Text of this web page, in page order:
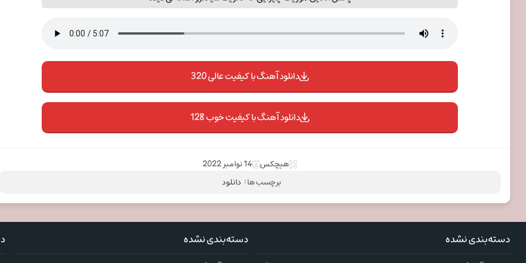
دانلود آهنگ با کیفیت عالی 320
دانلود آهنگ با کیفیت خوب 128
هیچکس 14 نوامبر 2022
برچسب ها : دانلود
دسته‌بندی نشده دسته‌بندی نشده